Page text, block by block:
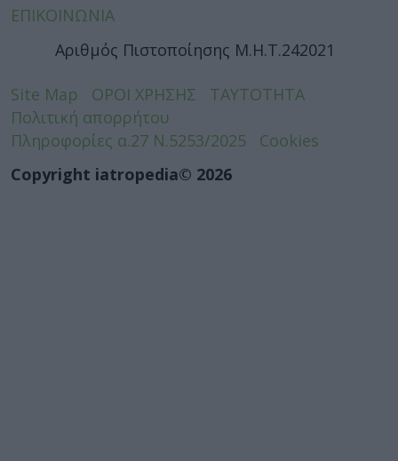
ΕΠΙΚΟΙΝΩΝΙΑ
Αριθμός Πιστοποίησης Μ.Η.Τ.242021
Site Map ΟΡΟΙ ΧΡΗΣΗΣ
ΤΑΥΤΟΤΗΤΑ
Πολιτική απορρήτου
Πληροφορίες α.27 Ν.5253/2025
Cookies
Copyright iatropedia© 2026